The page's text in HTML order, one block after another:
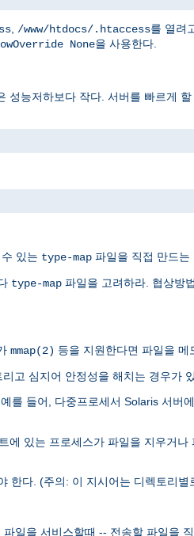
/www/htdocs/.htaccess를 열려
None을 사용한다.
능저하보다 작다. 서버를 빠르게
있는 type-map 파일을 직접 만드는
type-map 파일을 고려하라. 협상방
mmap(2) 등을 지원한다면 파일을 메
고 심지어 안정성을 해치는 경우가
를 들어, 다중프로세서 Solaris 서버
있는 프로세스가 파일을 지우거
한다. (주의: 이 지시어는 디렉토리별
일을 서비스할때 -- 전송할 파일을